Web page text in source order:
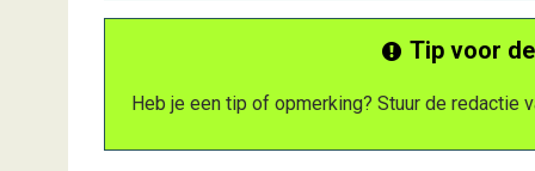
Tip voor
Heb je een tip of opmerking? Stuur de redactie